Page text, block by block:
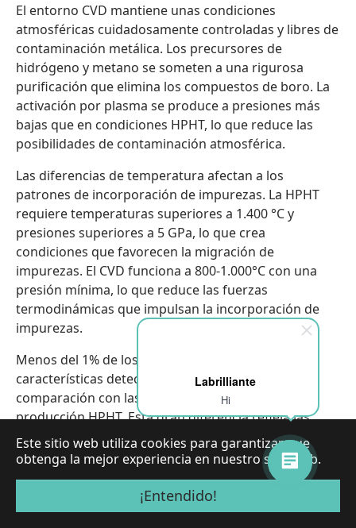
Labrilliante
Hi
Este sitio web utiliza cookies para garantizar que
obtenga la mejor experiencia en nuestro sitio web.
¡Entendido!
El entorno CVD mantiene unas condiciones
atmosféricas cuidadosamente controladas y libres de
contaminación metálica. Los precursores de
hidrógeno y metano se someten a una rigurosa
purificación que elimina los compuestos de boro. La
activación por plasma se produce a presiones más
bajas que en condiciones HPHT, lo que reduce las
posibilidades de contaminación atmosférica.
Las diferencias de temperatura afectan a los
patrones de incorporación de impurezas. La HPHT
requiere temperaturas superiores a 1.400 °C y
presiones superiores a 5 GPa, lo que crea
condiciones que favorecen la migración de
impurezas. El CVD funciona a 800-1.000°C con una
presión mínima, lo que reduce las fuerzas
termodinámicas que impulsan la incorporación de
impurezas.
Menos del 1% de los diamantes CVD presentan
características detectables de matiz azul, en
comparación con las tasas más elevadas de la
producción HPHT. Esta gran diferencia refleja las
diferencias fundamentales del proceso entre las
tecnologías de crecimiento.